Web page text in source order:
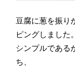
豆腐に葱を振り
ピングしました。
シンプルである
ち、